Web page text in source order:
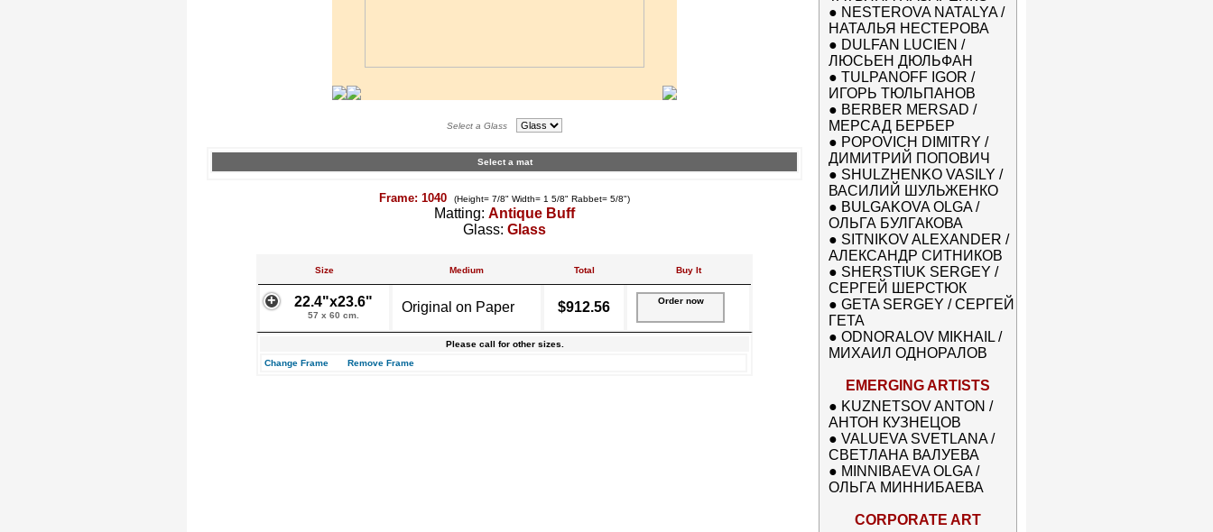
Select a Glass
Select a mat
Frame: 1040 (Height= 7/8" Width= 1 5/8" Rabbet= 5/8")
Matting: Antique Buff
Glass: Glass
Size Medium Total Buy It
22.4"x23.6"
57 x 60 cm.
Original on Paper $912.56 Order now
Please call for other sizes.
Change Frame
Remove Frame
● NESTEROVA NATALYA /
НАТАЛЬЯ НЕСТЕРОВА
● DULFAN LUCIEN /
ЛЮСЬЕН ДЮЛЬФАН
● TULPANOFF IGOR /
ИГОРЬ ТЮЛЬПАНОВ
● BERBER MERSAD /
МЕРСАД БЕРБЕР
● POPOVICH DIMITRY /
ДИМИТРИЙ ПОПОВИЧ
● SHULZHENKO VASILY /
ВАСИЛИЙ ШУЛЬЖЕНКО
● BULGAKOVA OLGA /
ОЛЬГА БУЛГАКОВА
● SITNIKOV ALEXANDER /
АЛЕКСАНДР СИТНИКОВ
● SHERSTIUK SERGEY /
СЕРГЕЙ ШЕРСТЮК
● GETA SERGEY / СЕРГЕЙ
ГЕТА
● ODNORALOV MIKHAIL /
МИХАИЛ ОДНОРАЛОВ
EMERGING ARTISTS
● KUZNETSOV ANTON /
АНТОН КУЗНЕЦОВ
● VALUEVA SVETLANA /
СВЕТЛАНА ВАЛУЕВА
● MINNIBAEVA OLGA /
ОЛЬГА МИННИБАЕВА
CORPORATE ART